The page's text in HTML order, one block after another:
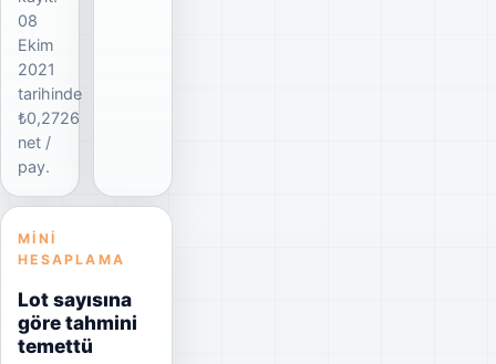
08
Ekim
2021
tarihinde
₺0,2726
net /
pay.
MINI
HESAPLAMA
Lot sayısına
göre tahmini
temettü